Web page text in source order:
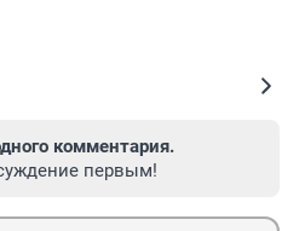
комментария.
первым!